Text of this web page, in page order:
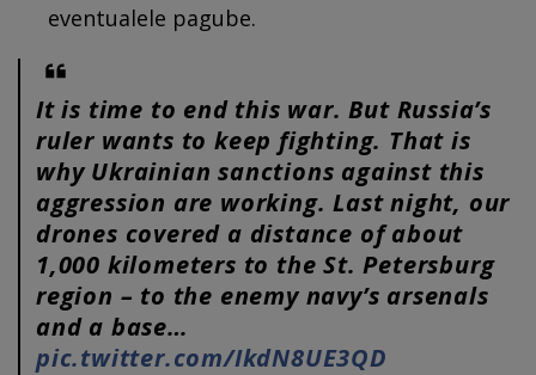
eventualele pagube.
It is time to end this war. But Russia’s
ruler wants to keep fighting. That is
why Ukrainian sanctions against this
aggression are working. Last night, our
drones covered a distance of about
1,000 kilometers to the St. Petersburg
region – to the enemy navy’s arsenals
and a base…
pic.twitter.com/IkdN8UE3QD